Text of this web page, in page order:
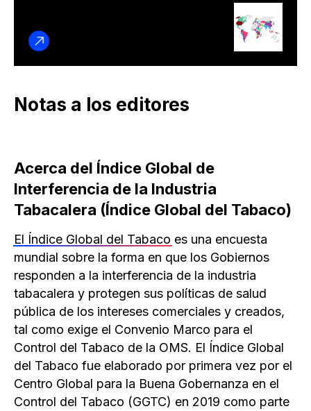
Notas a los editores
Acerca del Índice Global de
Interferencia de la Industria
Tabacalera (Índice Global del Tabaco)
El Índice Global del Tabaco es una encuesta
mundial sobre la forma en que los Gobiernos
responden a la interferencia de la industria
tabacalera y protegen sus políticas de salud
pública de los intereses comerciales y creados,
tal como exige el Convenio Marco para el
Control del Tabaco de la OMS. El Índice Global
del Tabaco fue elaborado por primera vez por el
Centro Global para la Buena Gobernanza en el
Control del Tabaco (GGTC) en 2019 como parte